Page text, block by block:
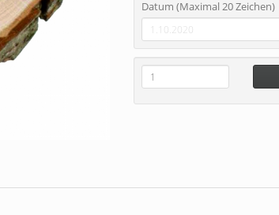
Datum (Maximal 20 Zeichen)